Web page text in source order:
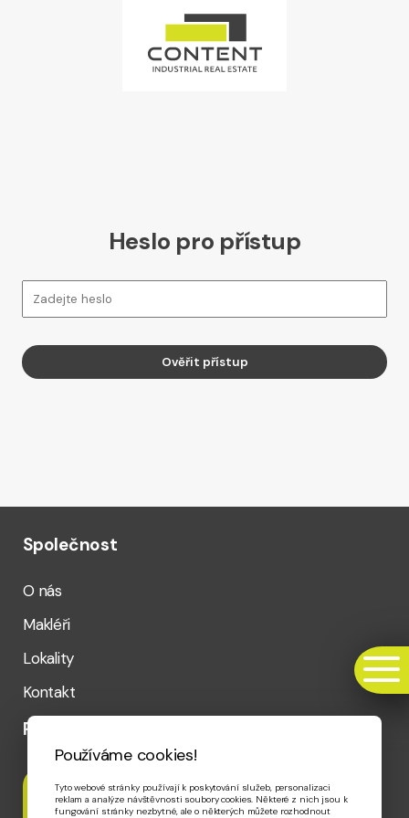
Heslo pro přístup
Společnost
O nás
Makléři
Lokality
Kontakt
Rychlý kontakt
Telefon
Používáme cookies!
Tyto webové stránky používají k poskytování služeb, personalizaci
reklam a analýze návštěvnosti soubory cookies. Některé z nich jsou k
fungování stránky nezbytné, ale o některých můžete rozhodnout